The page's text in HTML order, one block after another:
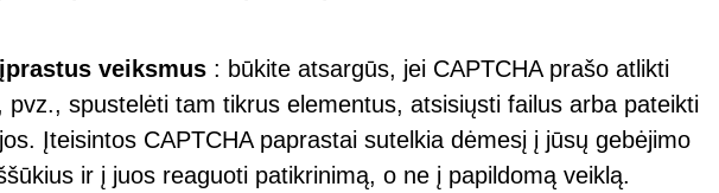
veiksmus : būkite atsargūs, jei CAPTCHA prašo atlikti
pvz., spustelėti tam tikrus elementus, atsisiųsti failus arba pateikti
Įteisintos CAPTCHA paprastai sutelkia dėmesį į jūsų gebėjimo
ir į juos reaguoti patikrinimą, o ne į papildomą veiklą.